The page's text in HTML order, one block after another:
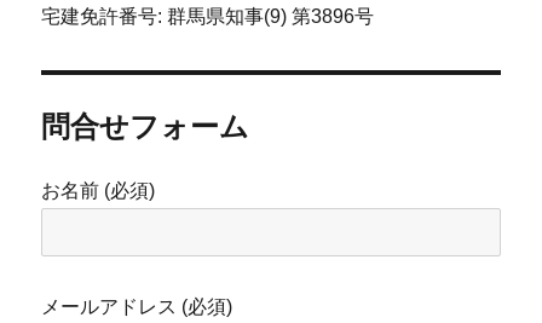
宅建免許番号: 群馬県知事(9) 第3896号
問合せフォーム
お名前 (必須)
メールアドレス (必須)